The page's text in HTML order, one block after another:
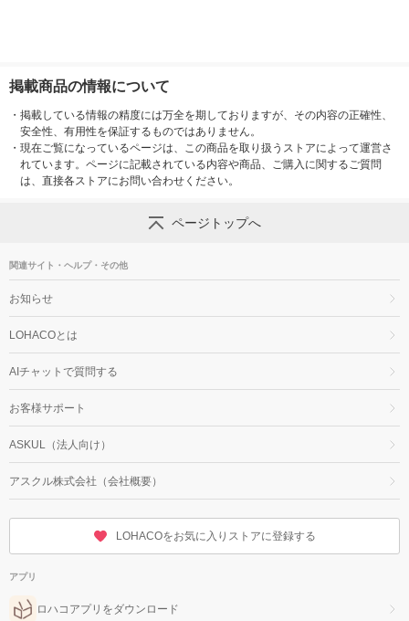
掲載商品の情報について
・ 掲載している情報の精度には万全を期しておりますが、その内容の正確性、
安全性、有用性を保証するものではありません。
・ 現在ご覧になっているページは、この商品を取り扱うストアによって運営さ
れています。ページに記載されている内容や商品、ご購入に関するご質問
は、直接各ストアにお問い合わせください。
ページトップへ
関連サイト・ヘルプ・その他
お知らせ
LOHACOとは
AIチャットで質問する
お客様サポート
ASKUL（法人向け）
アスクル株式会社（会社概要）
LOHACOをお気に入りストアに登録する
アプリ
ロハコアプリをダウンロード